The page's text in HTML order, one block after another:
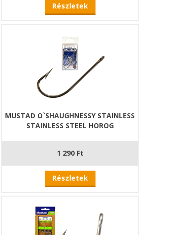
Részletek
MUSTAD O`SHAUGHNESSY STAINLESS
STAINLESS STEEL HOROG
1 290 Ft
Részletek